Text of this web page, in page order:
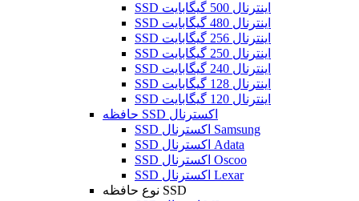
SSD اینترنال 500 گیگابایت
SSD اینترنال 480 گیگابایت
SSD اینترنال 256 گیگابایت
SSD اینترنال 250 گیگابایت
SSD اینترنال 240 گیگابایت
SSD اینترنال 128 گیگابایت
SSD اینترنال 120 گیگابایت
حافظه SSD اکسترنال
SSD اکسترنال Samsung
SSD اکسترنال Adata
SSD اکسترنال Oscoo
SSD اکسترنال Lexar
نوع حافظه SSD